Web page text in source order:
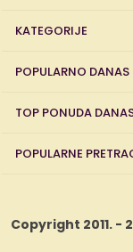
KATEGORIJE
POPULARNO DANAS
TOP PONUDA
POPULARNE
Copyright 2011. -